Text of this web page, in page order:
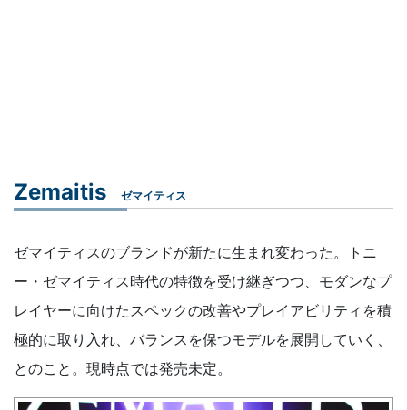
Zemaitis ゼマイティス
ゼマイティスのブランドが新たに生まれ変わった。トニ
ー・ゼマイティス時代の特徴を受け継ぎつつ、モダンなプ
レイヤーに向けたスペックの改善やプレイアビリティを積
極的に取り入れ、バランスを保つモデルを展開していく、
とのこと。現時点では発売未定。